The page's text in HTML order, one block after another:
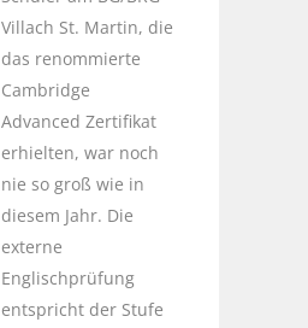
Villach St. Martin, die
das renommierte
Cambridge
Advanced Zertifikat
erhielten, war noch
nie so groß wie in
diesem Jahr. Die
externe
Englischprüfung
entspricht der Stufe